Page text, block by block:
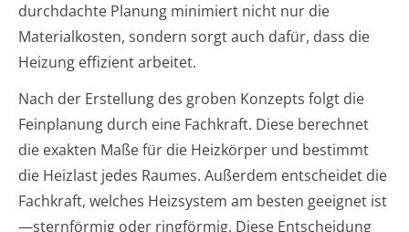
durchdachte Planung minimiert nicht nur die
Materialkosten, sondern sorgt auch dafür, dass die
Heizung effizient arbeitet.
Nach der Erstellung des groben Konzepts folgt die
Feinplanung durch eine Fachkraft. Diese berechnet
die exakten Maße für die Heizkörper und bestimmt
die Heizlast jedes Raumes. Außerdem entscheidet die
Fachkraft, welches Heizsystem am besten geeignet ist
—sternförmig oder ringförmig. Diese Entscheidung